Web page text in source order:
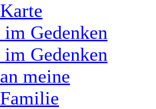
Karte
im Gedenken
im Gedenken
an meine
Familie